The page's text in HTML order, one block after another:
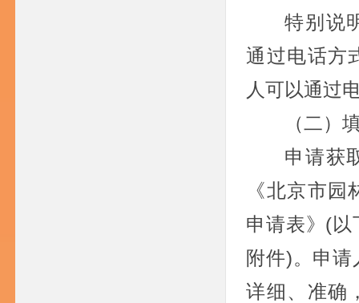
特别说
通过电话方
人可以通过
（二）
申请获
《北京市
申请表》(以
附件)。申
详细、准确